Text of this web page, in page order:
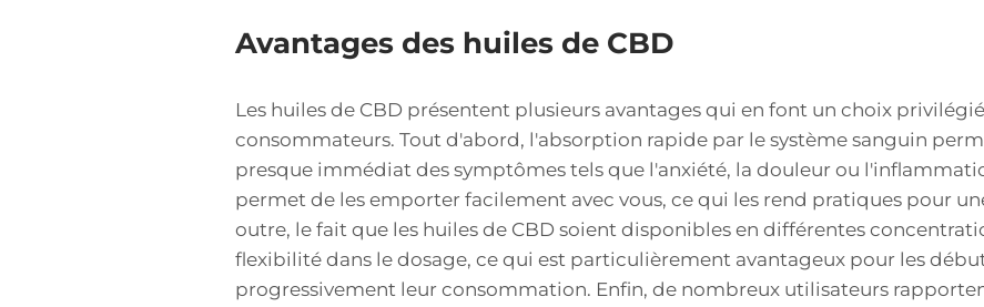
Avantages des huiles de CBD
Les huiles de CBD présentent plusieurs avantages qui en font un choix
consommateurs. Tout d'abord, l'absorption rapide par le système sanguin
presque immédiat des symptômes tels que l'anxiété, la douleur ou
permet de les emporter facilement avec vous, ce qui les rend pratiques pour
outre, le fait que les huiles de CBD soient disponibles en différentes
flexibilité dans le dosage, ce qui est particulièrement avantageux pour les
progressivement leur consommation. Enfin, de nombreux utilisateurs